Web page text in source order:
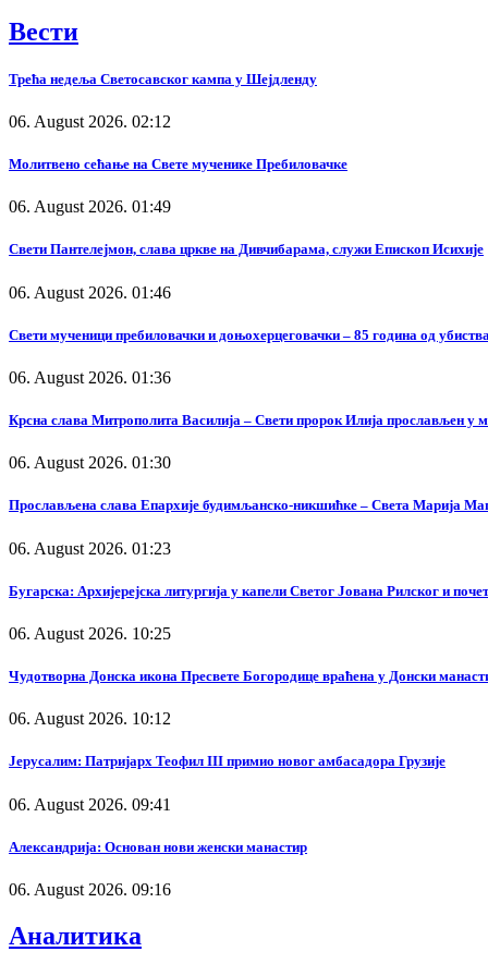
Вести
Трећа недеља Светосавског кампа у Шејдленду
06. August 2026. 02:12
Молитвено сећање на Свете мученике Пребиловачке
06. August 2026. 01:49
Свети Пантелејмон, слава цркве на Дивчибарама, служи Епископ Исихије
06. August 2026. 01:46
Свети мученици пребиловачки и доњохерцеговачки – 85 година од
06. August 2026. 01:36
Крсна слава Митрополита Василија – Свети пророк Илија прослављен у
06. August 2026. 01:30
Прослављена слава Епархије будимљанско-никшићке – Света Марија
06. August 2026. 01:23
Бугарска: Архијерејска литургија у капели Светог Јована Рилског и
06. August 2026. 10:25
Чудотворна Донска икона Пресвете Богородице враћена у Донски
06. August 2026. 10:12
Јерусалим: Патријарх Теофил III примио новог амбасадора Грузије
06. August 2026. 09:41
Александрија: Основан нови женски манастир
06. August 2026. 09:16
Аналитика